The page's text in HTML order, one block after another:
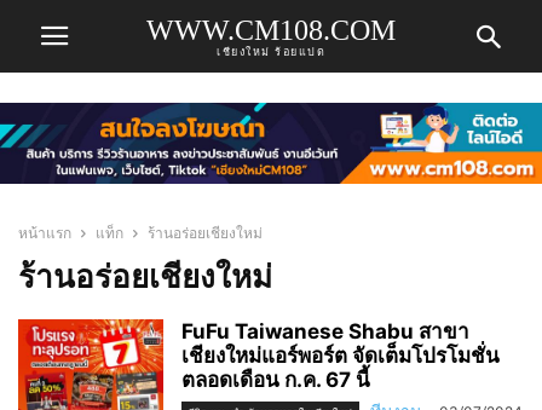
WWW.CM108.COM
เชียงใหม่ ร้อยแปด
หน้าแรก แท็ก ร้านอร่อยเชียงใหม่
ร้านอร่อยเชียงใหม่
FuFu Taiwanese Shabu สาขา
เชียงใหม่แอร์พอร์ต จัดเต็มโปรโมชั่น
ตลอดเดือน ก.ค. 67 นี้